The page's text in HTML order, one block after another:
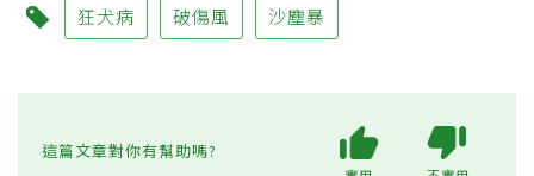
狂犬病 破傷風 沙塵暴
這篇文章對你有幫助嗎?